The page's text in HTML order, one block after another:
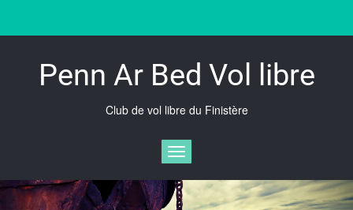
content
Penn Ar Bed Vol libre
Club de vol libre du Finistère
Afficher/masquer la navigation